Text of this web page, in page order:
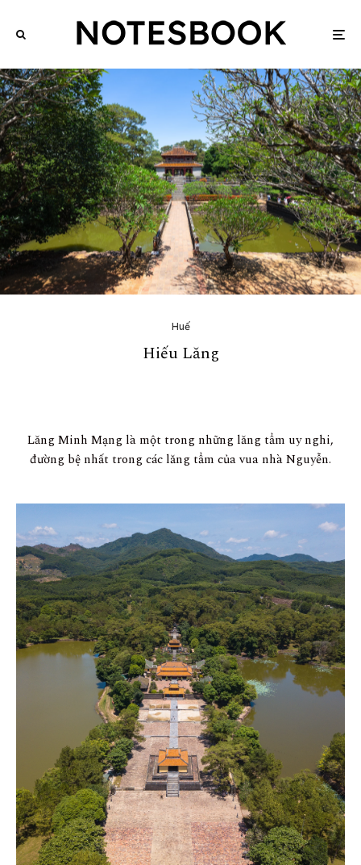
Huế
Hiếu Lăng
Lăng Minh Mạng là một trong những lăng tẩm uy nghi,
đường bệ nhất trong các lăng tẩm của vua nhà Nguyễn.